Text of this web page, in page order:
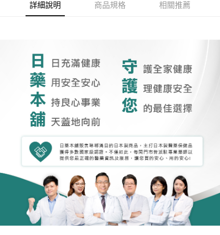
詳細說明 商品規格 相關推薦